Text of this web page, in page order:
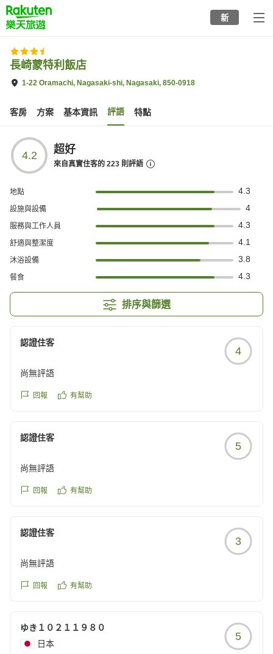
to
top
page
新
長崎蒙特利飯店
1-22 Oramachi, Nagasaki-shi, Nagasaki, 850-0918
客房 方案 基本資訊 評語 特點
4.2 超好
來自真實住客的 223 則評語
地點 4.3
設施與設備 4
服務與工作人員 4.3
舒適與整潔度 4.1
沐浴設備 3.8
餐食 4.3
排序與篩選
認證住客
4
尚無評語
回報 有幫助
認證住客
5
尚無評語
回報 有幫助
認證住客
3
尚無評語
回報 有幫助
ゆき１０２１１９８０
日本
5